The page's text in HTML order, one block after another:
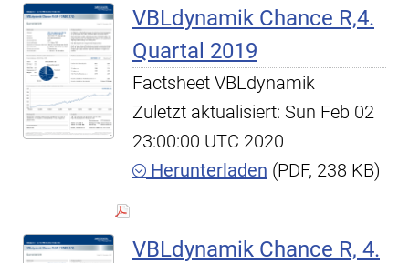
VBLdynamik Chance R,4.
Quartal 2019
Factsheet VBLdynamik
Zuletzt aktualisiert: Sun Feb 02
23:00:00 UTC 2020
Herunterladen (PDF, 238 KB)
VBLdynamik Chance R, 4.